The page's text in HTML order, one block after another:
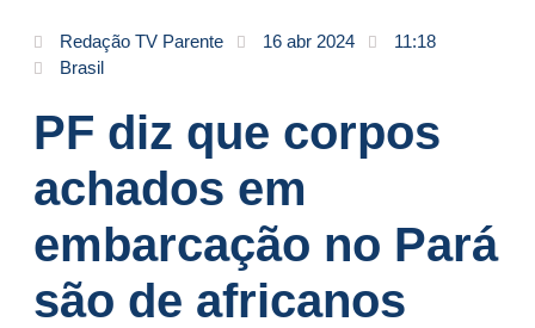
Redação TV Parente 16 abr 2024
11:18
Brasil
PF diz que corpos
achados em
embarcação no Pará
são de africanos